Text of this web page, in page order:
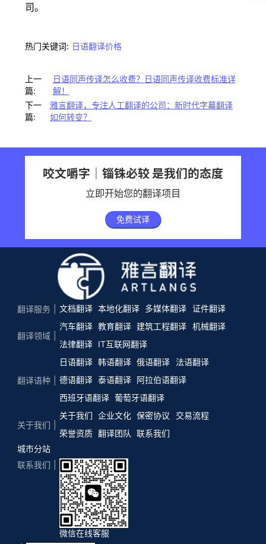
司。
热门关键词: 日语翻译价格
上一
篇:
日语同声传译怎么收费？日语同声传译收费标准详
解！
下一
篇:
雅言翻译，专注人工翻译的公司：新时代字幕翻译
如何转变？
咬文嚼字｜锱铢必较 是我们的态度
立即开始您的翻译项目
免费试译
翻译服务 文档翻译 本地化翻译 多媒体翻译 证件翻译
翻译领域
汽车翻译 教育翻译 建筑工程翻译 机械翻译
法律翻译
IT互联网翻译
翻译语种
日语翻译 韩语翻译 俄语翻译
法语翻译
德语翻译 泰语翻译 阿拉伯语翻译
西班牙语翻译 葡萄牙语翻译
关于我们
关于我们 企业文化 保密协议
交易流程
荣誉资质 翻译团队
联系我们
城市分站
联系我们
微信在线客服